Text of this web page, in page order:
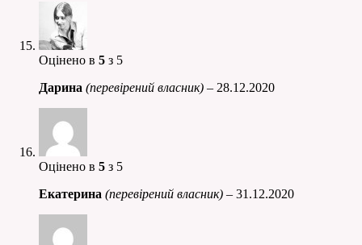
Оцінено в 5 з 5
Дарина (перевірений власник) – 28.12.2020
Оцінено в 5 з 5
Екатерина (перевірений власник) – 31.12.2020